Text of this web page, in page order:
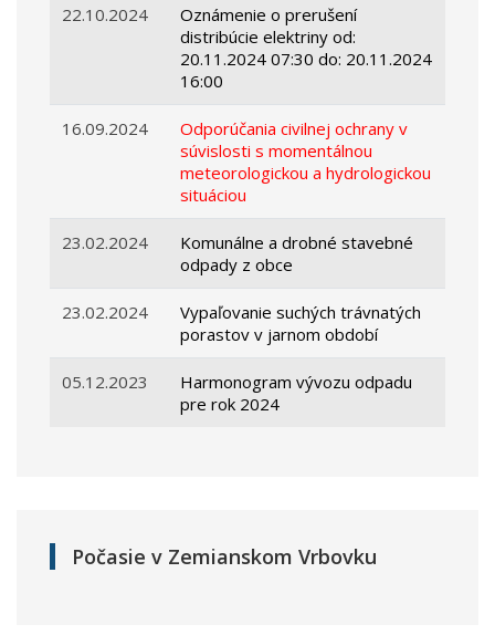
22.10.2024
Oznámenie o prerušení
distribúcie elektriny od:
20.11.2024 07:30 do: 20.11.2024
16:00
16.09.2024
Odporúčania civilnej ochrany v
súvislosti s momentálnou
meteorologickou a hydrologickou
situáciou
23.02.2024
Komunálne a drobné stavebné
odpady z obce
23.02.2024
Vypaľovanie suchých trávnatých
porastov v jarnom období
05.12.2023
Harmonogram vývozu odpadu
pre rok 2024
Počasie v Zemianskom Vrbovku